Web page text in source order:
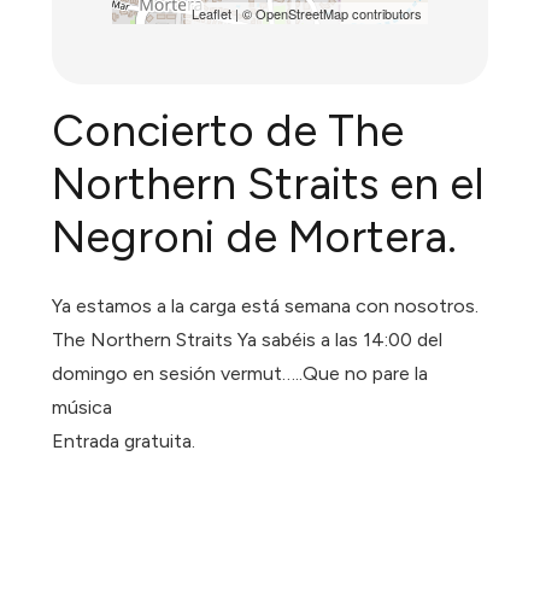
Leaflet| ©OpenStreetMapcontributors
Concierto de The
Northern Straits en el
Negroni de Mortera.
Ya estamos a la carga está semana con nosotros.
The Northern Straits Ya sabéis a las 14:00 del
domingo en sesión vermut…..Que no pare la
música
Entrada gratuita.